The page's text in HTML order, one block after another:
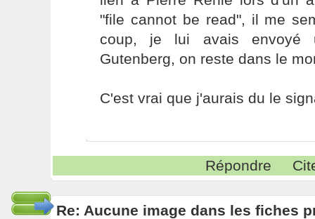
"file cannot be read", il me
coup, je lui avais envoyé
Gutenberg, on reste dans le
C'est vrai que j'aurais du le
Répondre
Re: Aucune image dans les fiches